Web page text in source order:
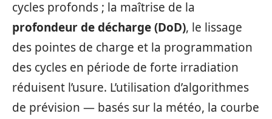
cycles profonds ; la maîtrise de la
profondeur de décharge (DoD), le lissage
des pointes de charge et la programmation
des cycles en période de forte irradiation
réduisent l’usure. L’utilisation d’algorithmes
de prévision — basés sur la météo, la courbe